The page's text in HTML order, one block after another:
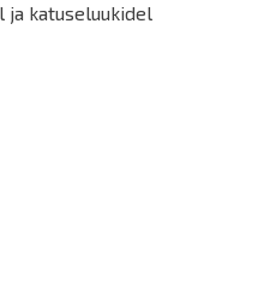
ja katuseluukidel